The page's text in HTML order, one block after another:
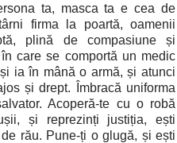
ta, masca ta e cea de
firma la poartă, oamenii
plină de compasiune și
care se comportă un medic
ia în mână o armă, și atunci
și drept. Îmbracă uniforma
Acoperă-te cu o robă
și reprezinți justiția, ești
rău. Pune-ți o glugă, și ești